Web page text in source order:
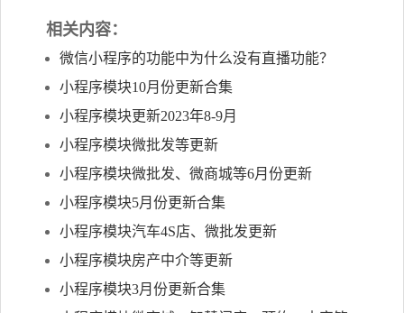
相关内容：
微信小程序的功能中为什么没有直播功能？
小程序模块10月份更新合集
小程序模块更新2023年8-9月
小程序模块微批发等更新
小程序模块微批发、微商城等6月份更新
小程序模块5月份更新合集
小程序模块汽车4S店、微批发更新
小程序模块房产中介等更新
小程序模块3月份更新合集